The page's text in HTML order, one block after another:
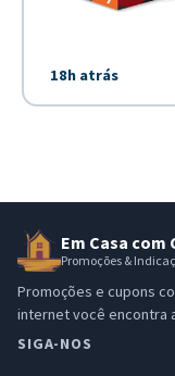
18h atrás
Em Casa com
Promoções &
Promoções e cupons
internet você encontra
SIGA-NOS